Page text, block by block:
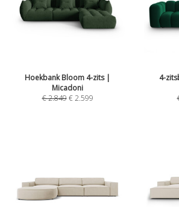
Hoekbank Bloom 4-zits |
Micadoni
€2.849 €2.599
4-